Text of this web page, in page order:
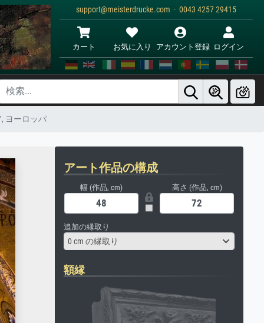
support@meisterdrucke.com · 0043 4257 29415
カート お気に入り アカウント登録 ログイン
ヨーロッパ
アート作品の構成
幅 (作品, cm) 高さ (作品, cm)
追加の縁取り
0 cm の縁取り
額縁